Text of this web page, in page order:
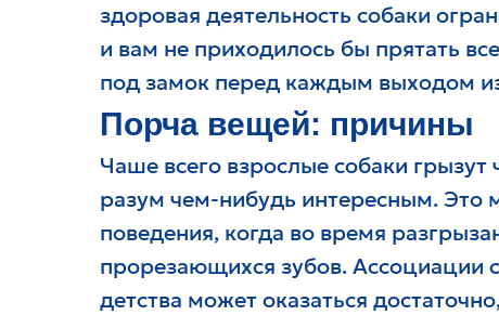
здоровая деятельность собаки
и вам не приходилось бы прятать
под замок перед каждым выходом
Порча вещей: причины
Чаше всего взрослые собаки грызут
разум чем-нибудь интересным.
поведения, когда во время
прорезающихся зубов. Ассоциации
детства может оказаться